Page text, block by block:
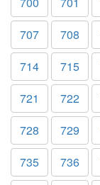
707
708
714
715
721
722
728
729
735
736